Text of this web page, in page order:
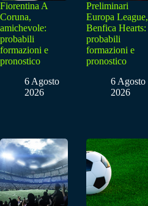
Fiorentina A
Coruna,
amichevole:
probabili
formazioni e
pronostico
6 Agosto
2026
Preliminari
Europa League,
Benfica Hearts:
probabili
formazioni e
pronostico
6 Agosto
2026